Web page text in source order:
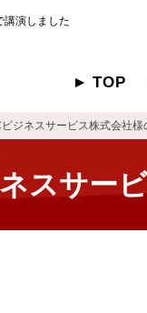
講演しました
TOP
ジネスサービス株式会社
スサー